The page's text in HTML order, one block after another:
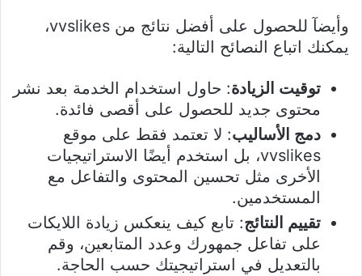
وأيضآ للحصول على أفضل نتائج من vvslikes،
يمكنك اتباع النصائح التالية:
توقيت الزيادة: حاول استخدام الخدمة بعد نشر
محتوى جديد للحصول على أقصى فائدة.
دمج الأساليب: لا تعتمد فقط على موقع
vvslikes، بل استخدم أيضًا الاستراتيجيات
الأخرى مثل تحسين المحتوى والتفاعل مع
المستخدمين.
تقييم النتائج: تابع كيف ينعكس زيادة اللايكات
على تفاعل جمهورك وعدد المتابعين، وقم
بالتعديل في استراتيجيتك حسب الحاجة.